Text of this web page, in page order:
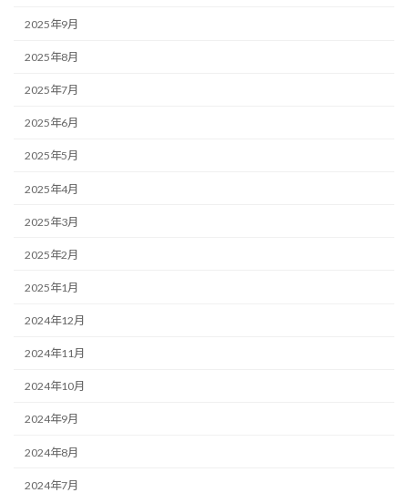
2025年9月
2025年8月
2025年7月
2025年6月
2025年5月
2025年4月
2025年3月
2025年2月
2025年1月
2024年12月
2024年11月
2024年10月
2024年9月
2024年8月
2024年7月